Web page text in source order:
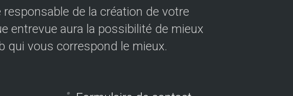
de la création de votre
entrevue aura la possibilité de mieux
qui vous correspond le mieux.